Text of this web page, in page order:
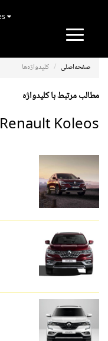
Toggle
صفحه‌اصلی کلیدواژه‌ها
مطالب مرتبط با کلیدواژه
Renault Koleos